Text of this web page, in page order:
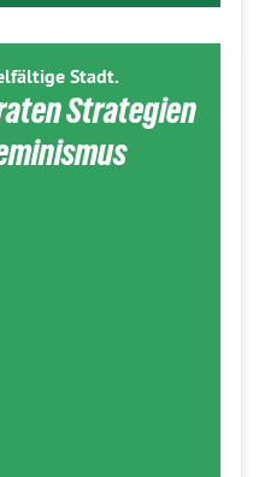
Stadt.
Strategien